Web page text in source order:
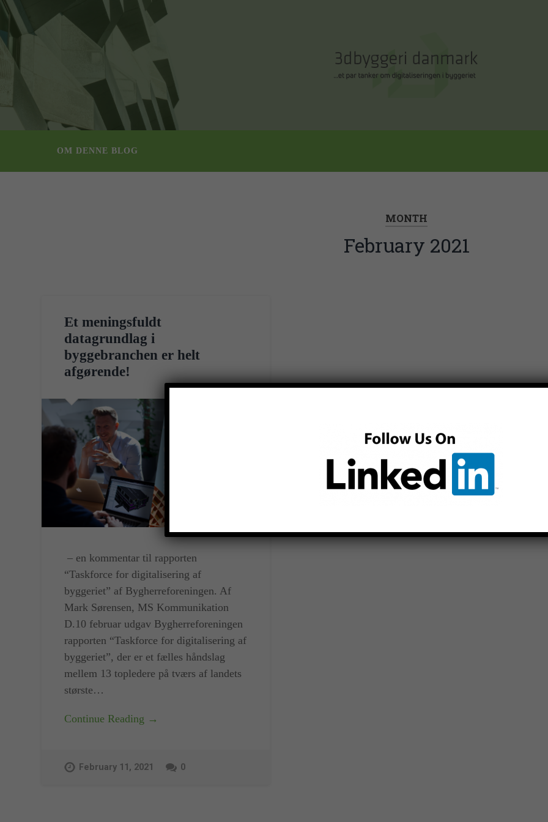
OM DENNE BLOG
MONTH
February 2021
Et meningsfuldt
datagrundlag i
byggebranchen er helt
afgørende!
– en kommentar til rapporten
“Taskforce for digitalisering af
byggeriet” af Bygherreforeningen. Af
Mark Sørensen, MS Kommunikation
D.10 februar udgav Bygherreforeningen
rapporten “Taskforce for digitalisering af
byggeriet”, der er et fælles håndslag
mellem 13 topledere på tværs af landets
største…
Continue Reading →
February 11, 2021 0